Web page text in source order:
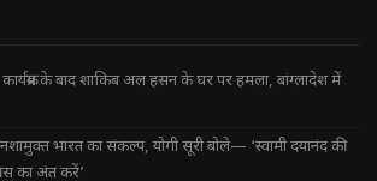
के बाद शाकिब अल हसन के घर पर हमला, बांग्लादेश में
नशामुक्त भारत का संकल्प, योगी सूरी बोले— ‘स्वामी दयानंद की
का अंत करें’